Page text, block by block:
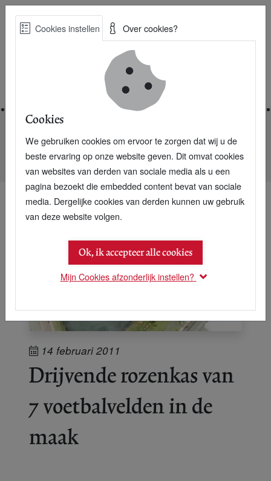
Skip
Best Practices voor een duurzame toekomst
Nieuwsarchief
Drijvende rozenkas van 7 voetbalvelden in de maak
14 februari 2011
Drijvende rozenkas van
7 voetbalvelden in de
maak
Cookies instellen Over cookies?
Cookies
We gebruiken cookies om ervoor te zorgen dat wij u de
beste ervaring op onze website geven. Dit omvat cookies
van websites van derden van sociale media als u een
pagina bezoekt die embedded content bevat van sociale
media. Dergelijke cookies van derden kunnen uw gebruik
van deze website volgen.
Ok, ik accepteer alle cookies
Mijn Cookies afzonderlijk instellen?